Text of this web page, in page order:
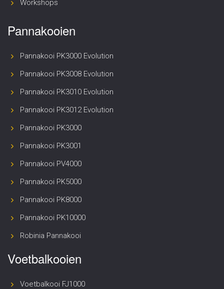
Workshops
Pannakooien
Pannakooi PK3000 Evolution
Pannakooi PK3008 Evolution
Pannakooi PK3010 Evolution
Pannakooi PK3012 Evolution
Pannakooi PK3000
Pannakooi PK3001
Pannakooi PV4000
Pannakooi PK5000
Pannakooi PK8000
Pannakooi PK10000
Robinia Pannakooi
Voetbalkooien
Voetbalkooi FJ1000